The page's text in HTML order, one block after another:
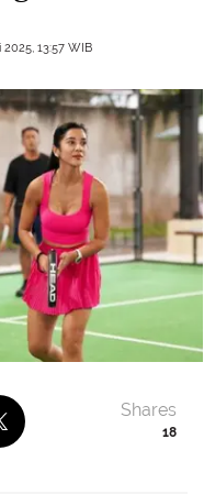
13:57 WIB
18
Shares